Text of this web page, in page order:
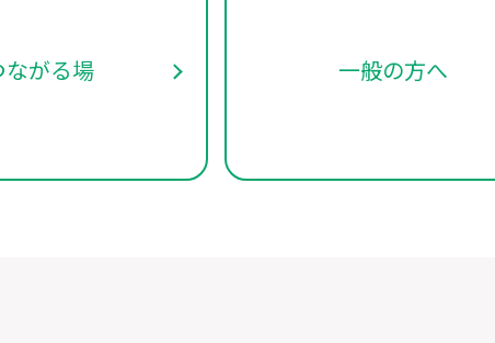
ながる場 一般の方へ